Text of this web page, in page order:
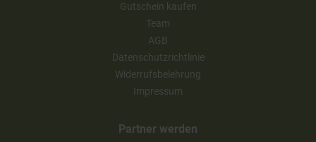
Gutschein kaufen
Team
AGB
Datenschutzrichtlinie
Widerrufsbelehrung
Impressum
Partner werden